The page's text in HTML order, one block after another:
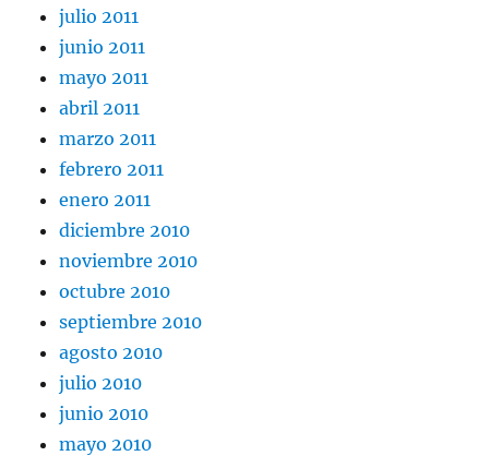
julio 2011
junio 2011
mayo 2011
abril 2011
marzo 2011
febrero 2011
enero 2011
diciembre 2010
noviembre 2010
octubre 2010
septiembre 2010
agosto 2010
julio 2010
junio 2010
mayo 2010